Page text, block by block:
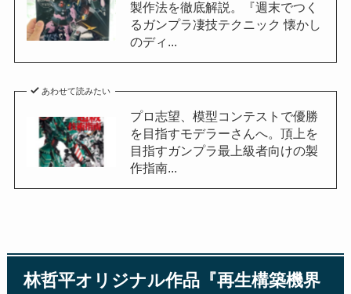
製作法を徹底解説。『週末でつく
るガンプラ凄技テクニック 懐かし
のディ...
あわせて読みたい
プロ志望、模型コンテストで優勝
を目指すモデラーさんへ。頂上を
目指すガンプラ最上級者向けの製
作指南...
林哲平オリジナル作品『再生構築機界